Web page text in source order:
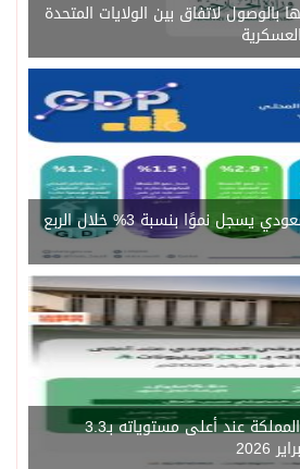
بالوصول لاتفاق بين الولايات المتحدة
“الإحصاء”: الاقتصاد السعودي يسجل نموًا بنسبة 3% خلال الربع
الائتمان المصرفي في المملكة عند أعلى مستوياته بـ3.3